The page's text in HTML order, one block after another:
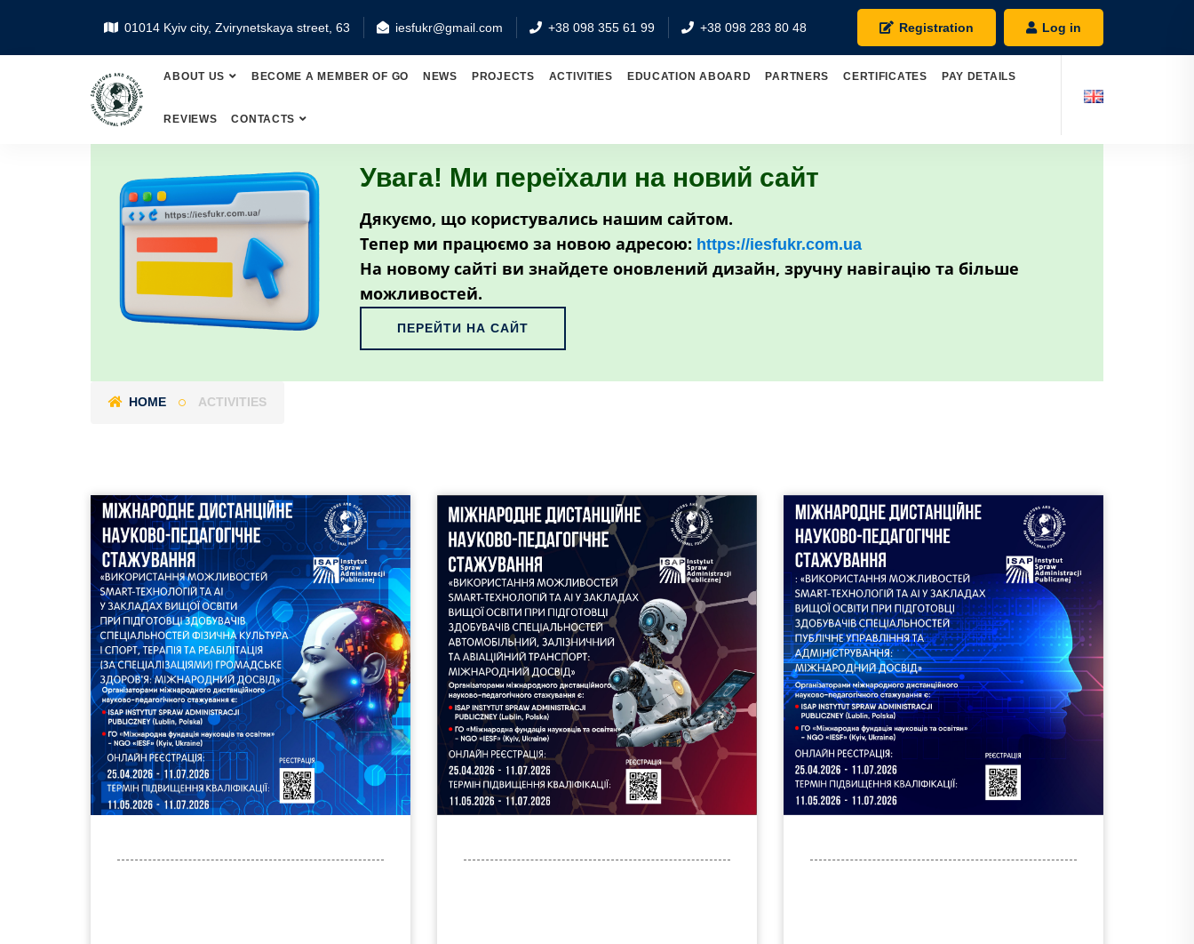
01014 Kyiv city, Zvirynetskaya street, 63 iesfukr@gmail.com +38 098 355 61 99 +38 098 283 80 48 Registration Log in
ABOUT US BECOME A MEMBER OF GO NEWS PROJECTS ACTIVITIES EDUCATION ABOARD PARTNERS CERTIFICATES PAY DETAILS
REVIEWS CONTACTS
Увага! Ми переїхали на новий сайт
Дякуємо, що користувались нашим сайтом.
Тепер ми працюємо за новою адресою: https://iesfukr.com.ua
На новому сайті ви знайдете оновлений дизайн, зручну навігацію та більше
можливостей.
ПЕРЕЙТИ НА САЙТ
HOME ACTIVITIES